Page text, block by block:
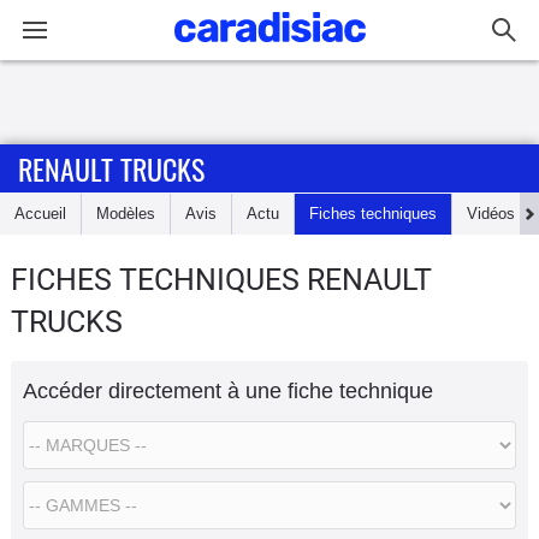
Accueil
Essais
d'achat
Electriques
Utilitaires
RENAULT TRUCKS
Accueil Modèles Avis Actu Fiches techniques Vidéos
FICHES TECHNIQUES RENAULT
TRUCKS
Accéder directement à une fiche technique